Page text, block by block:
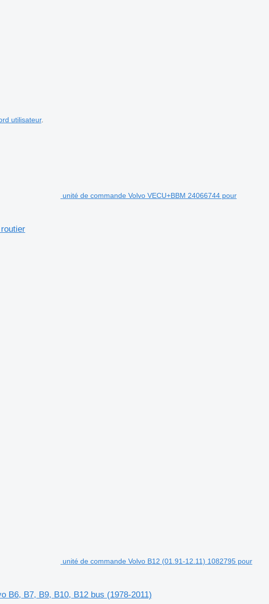
utilisateur.
unité de commande Volvo VECU+BBM 24066744 pour
unité de commande Volvo B12 (01.91-12.11) 1082795 pour
B6, B7, B9, B10, B12 bus (1978-2011)